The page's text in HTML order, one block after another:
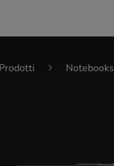
Prodotti Notebooks